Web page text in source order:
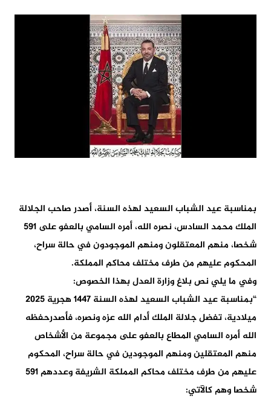
بمناسبة عيد الشباب السعيد لهذه السنة، أصدر صاحب الجلالة
الملك محمد السادس، نصره الله، أمره السامي بالعفو على 591
شخصا، منهم المعتقلون ومنهم الموجودون في حالة سراح،
المحكوم عليهم من طرف مختلف محاكم المملكة.
وفي ما يلي نص بلاغ وزارة العدل بهذا الخصوص:
“بمناسبة عيد الشباب السعيد لهذه السنة 1447 هجرية 2025
ميلادية، تفضل جلالة الملك أدام الله عزه ونصره، فأصدرحفظه
الله أمره السامي المطاع بالعفو على مجموعة من الأشخاص
منهم المعتقلين ومنهم الموجودين في حالة سراح، المحكوم
عليهم من طرف مختلف محاكم المملكة الشريفة وعددهم 591
شخصا وهم كالآتي: